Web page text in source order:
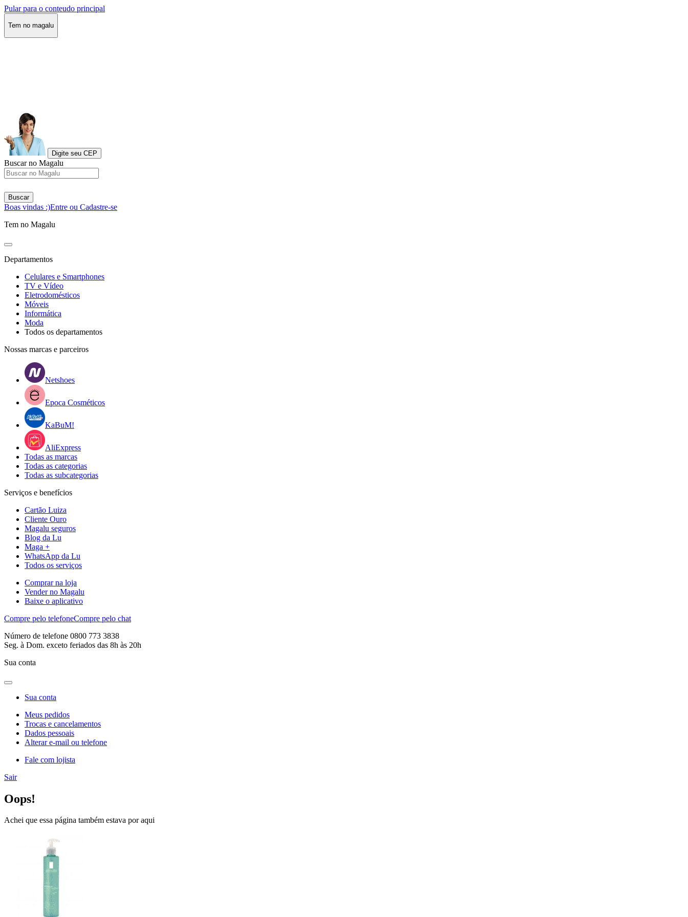
Pular para o conteudo principal
Tem no magalu
Digite seu CEP
Buscar no Magalu
Buscar
Boas vindas :)Entre ou Cadastre-se
Tem no Magalu
Departamentos
Celulares e Smartphones
TV e Vídeo
Eletrodomésticos
Móveis
Informática
Moda
Todos os departamentos
Nossas marcas e parceiros
Netshoes
Epoca Cosméticos
KaBuM!
AliExpress
Todas as marcas
Todas as categorias
Todas as subcategorias
Serviços e benefícios
Cartão Luiza
Cliente Ouro
Magalu seguros
Blog da Lu
Maga +
WhatsApp da Lu
Todos os serviços
Comprar na loja
Vender no Magalu
Baixe o aplicativo
Compre pelo telefoneCompre pelo chat
Número de telefone 0800 773 3838
Seg. à Dom. exceto feriados das 8h às 20h
Sua conta
Sua conta
Meus pedidos
Trocas e cancelamentos
Dados pessoais
Alterar e-mail ou telefone
Fale com lojista
Sair
Oops!
Achei que essa página também estava por aqui